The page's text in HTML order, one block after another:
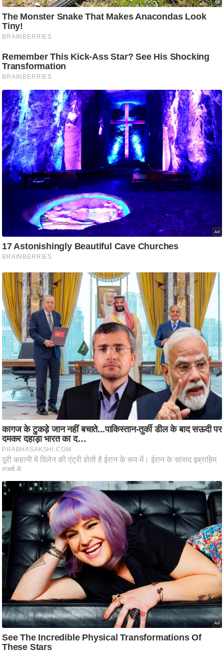
/
फै
श
घ
रे
लू
नु
स्खे
प
र्य
ट
न
स्थ
फि
ट
ने
स
त्रा
रि
ले
श
न
शि
प
रा
ज
नी
वि
श्ले
ष
ण
स
म
सा
म
भू
मि
स्तं
भ
ए